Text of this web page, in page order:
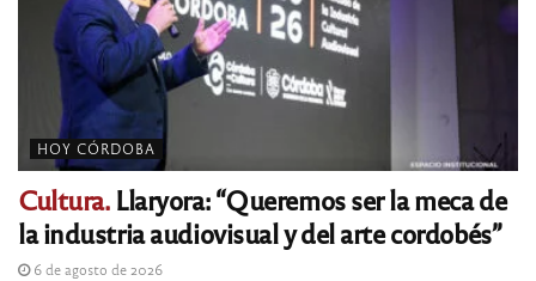
HOY CÓRDOBA
Cultura.Llaryora: “Queremos ser la meca de
la industria audiovisual y del arte cordobés”
6 de agosto de 2026